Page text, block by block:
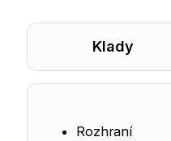
Klady
Rozhraní